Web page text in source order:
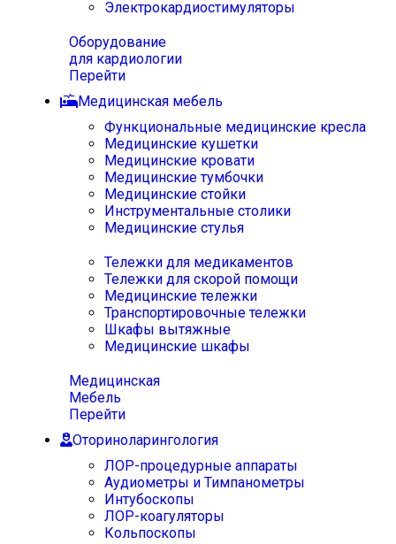
Электрокардиостимуляторы
Оборудование
для кардиологии
Перейти
Медицинская мебель
Функциональные медицинские кресла
Медицинские кушетки
Медицинские кровати
Медицинские тумбочки
Медицинские стойки
Инструментальные столики
Медицинские стулья
Тележки для медикаментов
Тележки для скорой помощи
Медицинские тележки
Транспортировочные тележки
Шкафы вытяжные
Медицинские шкафы
Медицинская
Мебель
Перейти
Оториноларингология
ЛОР-процедурные аппараты
Аудиометры и Тимпанометры
Интубоскопы
ЛОР-коагуляторы
Кольпоскопы